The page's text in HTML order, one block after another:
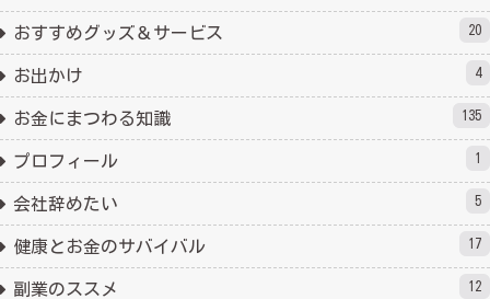
おすすめグッズ＆サービス 20
お出かけ 4
お金にまつわる知識 135
プロフィール 1
会社辞めたい 5
健康とお金のサバイバル 17
副業のススメ 12